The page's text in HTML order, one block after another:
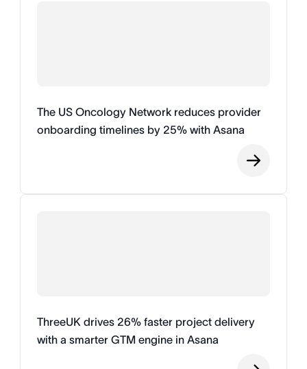
The US Oncology Network reduces provider
onboarding timelines by 25% with Asana
ThreeUK drives 26% faster project delivery
with a smarter GTM engine in Asana